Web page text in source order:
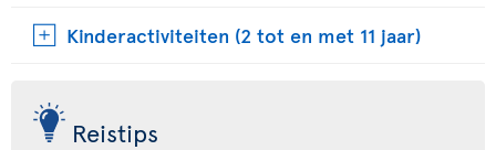
Kinderactiviteiten (2 tot en met 11 jaar)
Reistips